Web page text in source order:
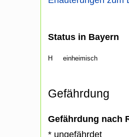
Status in Bayern
H einheimisch
Gefährdung
Gefährdung nach
* ungefährdet